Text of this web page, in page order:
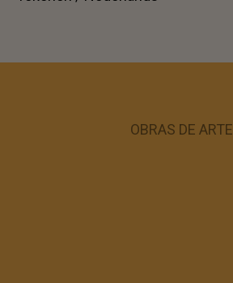
OBRAS DE ARTE